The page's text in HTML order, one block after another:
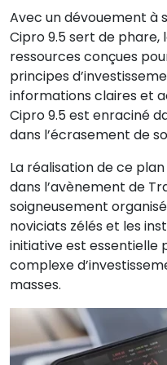
Avec un dévouement à
Cipro 9.5 sert de
ressources conçues
principes
informations claires et
Cipro 9.5 est enraciné
dans l’écrasement de
La réalisation de ce
dans l’avènement de
soigneusement
noviciats zélés et les
initiative est essentielle
complexe
masses.